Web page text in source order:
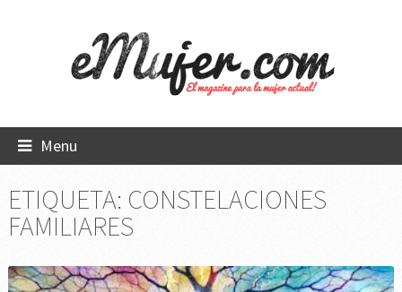
Menu
ETIQUETA: CONSTELACIONES
FAMILIARES